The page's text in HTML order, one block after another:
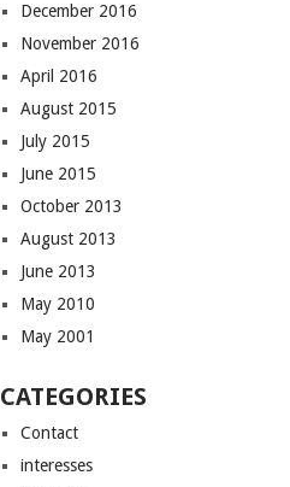
December 2016
November 2016
April 2016
August 2015
July 2015
June 2015
October 2013
August 2013
June 2013
May 2010
May 2001
CATEGORIES
Contact
interesses